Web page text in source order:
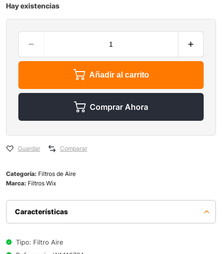
Hay existencias
Añadir al carrito
Comprar Ahora
Guardar Comparar
Categoría: Filtros de Aire
Marca: Filtros Wix
Características
Tipo: Filtro Aire